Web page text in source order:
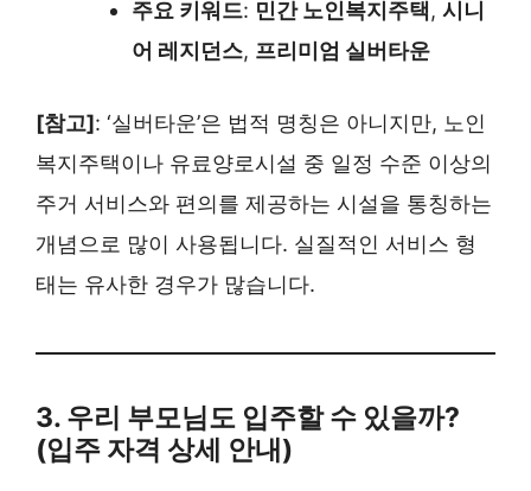
주요 키워드: 민간 노인복지주택, 시니
어 레지던스, 프리미엄 실버타운
[참고]: ‘실버타운’은 법적 명칭은 아니지만, 노인
복지주택이나 유료양로시설 중 일정 수준 이상의
주거 서비스와 편의를 제공하는 시설을 통칭하는
개념으로 많이 사용됩니다. 실질적인 서비스 형
태는 유사한 경우가 많습니다.
3. 우리 부모님도 입주할 수 있을까?
(입주 자격 상세 안내)